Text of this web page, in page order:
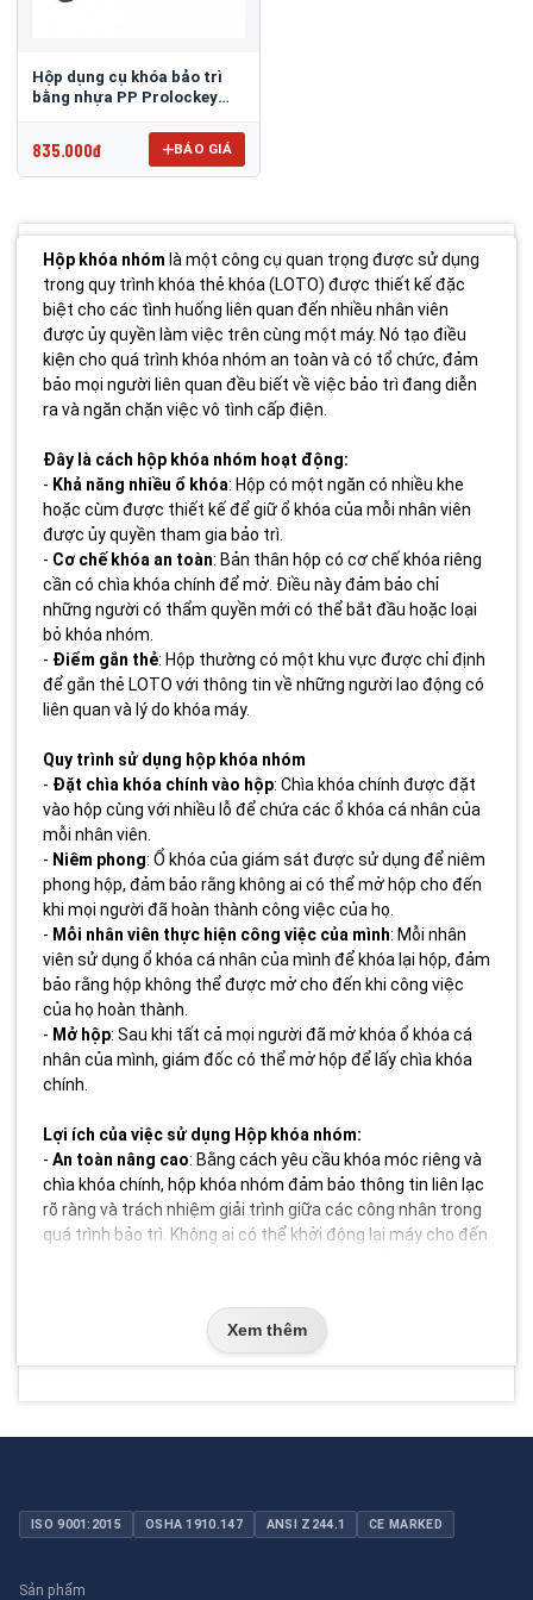
Hộp dụng cụ khóa bảo trì
bằng nhựa PP Prolockey
835.000đ BÁO GIÁ
Hộp khóa nhóm là một công cụ quan trọng được sử dụng
trong quy trình khóa thẻ khóa (LOTO) được thiết kế đặc
biệt cho các tình huống liên quan đến nhiều nhân viên
được ủy quyền làm việc trên cùng một máy. Nó tạo điều
kiện cho quá trình khóa nhóm an toàn và có tổ chức, đảm
bảo mọi người liên quan đều biết về việc bảo trì đang diễn
ra và ngăn chặn việc vô tình cấp điện.
Đây là cách hộp khóa nhóm hoạt động:
- Khả năng nhiều ổ khóa: Hộp có một ngăn có nhiều khe
hoặc cùm được thiết kế để giữ ổ khóa của mỗi nhân viên
được ủy quyền tham gia bảo trì.
- Cơ chế khóa an toàn: Bản thân hộp có cơ chế khóa riêng
cần có chìa khóa chính để mở. Điều này đảm bảo chỉ
những người có thẩm quyền mới có thể bắt đầu hoặc loại
bỏ khóa nhóm.
- Điểm gắn thẻ: Hộp thường có một khu vực được chỉ định
để gắn thẻ LOTO với thông tin về những người lao động có
liên quan và lý do khóa máy.
Quy trình sử dụng hộp khóa nhóm
- Đặt chìa khóa chính vào hộp: Chìa khóa chính được đặt
vào hộp cùng với nhiều lỗ để chứa các ổ khóa cá nhân của
mỗi nhân viên.
- Niêm phong: Ổ khóa của giám sát được sử dụng để niêm
phong hộp, đảm bảo rằng không ai có thể mở hộp cho đến
khi mọi người đã hoàn thành công việc của họ.
- Mỗi nhân viên thực hiện công việc của mình: Mỗi nhân
viên sử dụng ổ khóa cá nhân của mình để khóa lại hộp, đảm
bảo rằng hộp không thể được mở cho đến khi công việc
của họ hoàn thành.
- Mở hộp: Sau khi tất cả mọi người đã mở khóa ổ khóa cá
nhân của mình, giám đốc có thể mở hộp để lấy chìa khóa
chính.
Lợi ích của việc sử dụng Hộp khóa nhóm:
- An toàn nâng cao: Bằng cách yêu cầu khóa móc riêng và
chìa khóa chính, hộp khóa nhóm đảm bảo thông tin liên lạc
rõ ràng và trách nhiệm giải trình giữa các công nhân trong
quá trình bảo trì. Không ai có thể khởi động lại máy cho đến
Tổ chức được cải thiện: Hộp cung cấp một vị trí trung
tâm để lưu trữ tất cả các khóa móc của công nhân có liên
quan, ngăn chúng bị thất lạc hoặc thất lạc trong quá trình
nhóm có thể hợp lý hóa các quy trình LOTO, đặc biệt đối
thấy rõ ràng việc khóa máy đang diễn ra, giảm thiểu nguy
cơ hiểu lầm.
chịu trách nhiệm cho việc khóa và mở khóa ổ khóa cá nhân
Xem thêm
ISO 9001:2015 OSHA 1910.147 ANSI Z244.1 CE MARKED
Sản phẩm